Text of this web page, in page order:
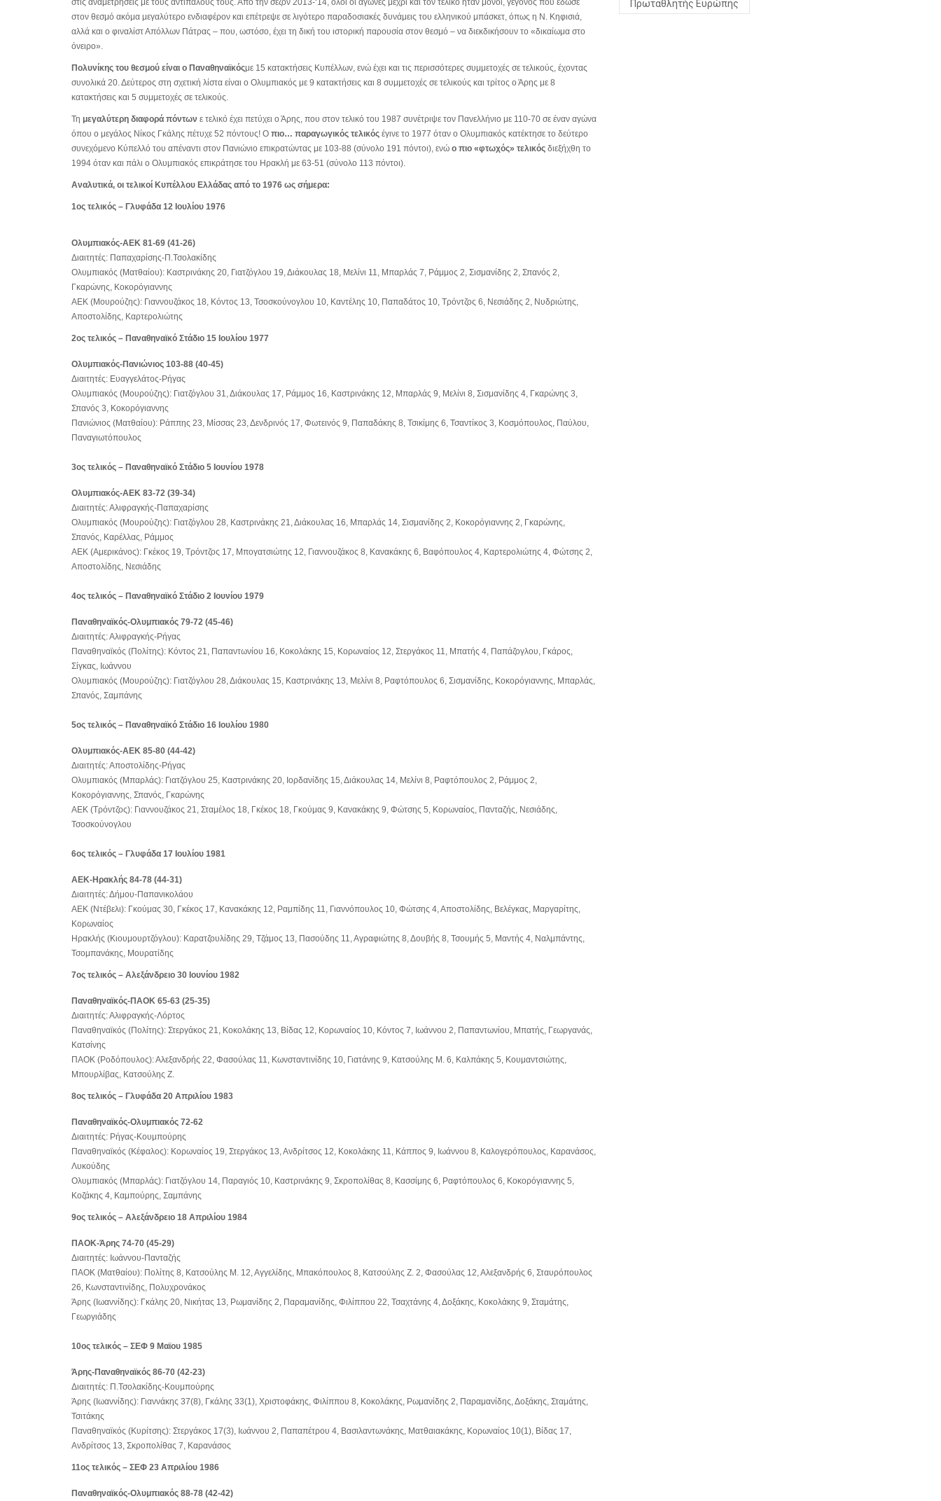
στις αναμετρήσεις με τους αντιπάλους τους. Από την σεζόν 2013-‘14, όλοι οι αγώνες μέχρι και τον τελικό ήταν μονοί, γεγονός που έδωσε
στον θεσμό ακόμα μεγαλύτερο ενδιαφέρον και επέτρεψε σε λιγότερο παραδοσιακές δυνάμεις του ελληνικού μπάσκετ, όπως η Ν. Κηφισιά,
αλλά και ο φιναλίστ Απόλλων Πάτρας – που, ωστόσο, έχει τη δική του ιστορική παρουσία στον θεσμό – να διεκδικήσουν το «δικαίωμα στο
όνειρο».
Πολυνίκης του θεσμού είναι ο Παναθηναϊκόςμε 15 κατακτήσεις Κυπέλλων, ενώ έχει και τις περισσότερες συμμετοχές σε τελικούς, έχοντας
συνολικά 20. Δεύτερος στη σχετική λίστα είναι ο Ολυμπιακός με 9 κατακτήσεις και 8 συμμετοχές σε τελικούς και τρίτος ο Άρης με 8
κατακτήσεις και 5 συμμετοχές σε τελικούς.
Τη μεγαλύτερη διαφορά πόντων ε τελικό έχει πετύχει ο Άρης, που στον τελικό του 1987 συνέτριψε τον Πανελλήνιο με 110-70 σε έναν αγώνα
όπου ο μεγάλος Νίκος Γκάλης πέτυχε 52 πόντους! Ο πιο… παραγωγικός τελικός έγινε το 1977 όταν ο Ολυμπιακός κατέκτησε το δεύτερο
συνεχόμενο Κύπελλό του απέναντι στον Πανιώνιο επικρατώντας με 103-88 (σύνολο 191 πόντοι), ενώ ο πιο «φτωχός» τελικός διεξήχθη το
1994 όταν και πάλι ο Ολυμπιακός επικράτησε του Ηρακλή με 63-51 (σύνολο 113 πόντοι).
Αναλυτικά, οι τελικοί Κυπέλλου Ελλάδας από το 1976 ως σήμερα:
1ος τελικός – Γλυφάδα 12 Ιουλίου 1976
Ολυμπιακός-ΑΕΚ 81-69 (41-26)
Διαιτητές: Παπαχαρίσης-Π.Τσολακίδης
Ολυμπιακός (Ματθαίου): Καστρινάκης 20, Γιατζόγλου 19, Διάκουλας 18, Μελίνι 11, Μπαρλάς 7, Ράμμος 2, Σισμανίδης 2, Σπανός 2,
Γκαρώνης, Κοκορόγιαννης
ΑΕΚ (Μουρούζης): Γιαννουζάκος 18, Κόντος 13, Τσοσκούνογλου 10, Καντέλης 10, Παπαδάτος 10, Τρόντζος 6, Νεσιάδης 2, Νυδριώτης,
Αποστολίδης, Καρτερολιώτης
2ος τελικός – Παναθηναϊκό Στάδιο 15 Ιουλίου 1977
Ολυμπιακός-Πανιώνιος 103-88 (40-45)
Διαιτητές: Ευαγγελάτος-Ρήγας
Ολυμπιακός (Μουρούζης): Γιατζόγλου 31, Διάκουλας 17, Ράμμος 16, Καστρινάκης 12, Μπαρλάς 9, Μελίνι 8, Σισμανίδης 4, Γκαρώνης 3,
Σπανός 3, Κοκορόγιαννης
Πανιώνιος (Ματθαίου): Ράππης 23, Μίσσας 23, Δενδρινός 17, Φωτεινός 9, Παπαδάκης 8, Τσικίμης 6, Τσαντίκος 3, Κοσμόπουλος, Παύλου,
Παναγιωτόπουλος
3ος τελικός – Παναθηναϊκό Στάδιο 5 Ιουνίου 1978
Ολυμπιακός-ΑΕΚ 83-72 (39-34)
Διαιτητές: Αλιφραγκής-Παπαχαρίσης
Ολυμπιακός (Μουρούζης): Γιατζόγλου 28, Καστρινάκης 21, Διάκουλας 16, Μπαρλάς 14, Σισμανίδης 2, Κοκορόγιαννης 2, Γκαρώνης,
Σπανός, Καρέλλας, Ράμμος
ΑΕΚ (Αμερικάνος): Γκέκος 19, Τρόντζος 17, Μπογατσιώτης 12, Γιαννουζάκος 8, Κανακάκης 6, Βαφόπουλος 4, Καρτερολιώτης 4, Φώτσης 2,
Αποστολίδης, Νεσιάδης
4ος τελικός – Παναθηναϊκό Στάδιο 2 Ιουνίου 1979
Παναθηναϊκός-Ολυμπιακός 79-72 (45-46)
Διαιτητές: Αλιφραγκής-Ρήγας
Παναθηναϊκός (Πολίτης): Κόντος 21, Παπαντωνίου 16, Κοκολάκης 15, Κορωναίος 12, Στεργάκος 11, Μπατής 4, Παπάζογλου, Γκάρος,
Σίγκας, Ιωάννου
Ολυμπιακός (Μουρούζης): Γιατζόγλου 28, Διάκουλας 15, Καστρινάκης 13, Μελίνι 8, Ραφτόπουλος 6, Σισμανίδης, Κοκορόγιαννης, Μπαρλάς,
Σπανός, Σαμπάνης
5ος τελικός – Παναθηναϊκό Στάδιο 16 Ιουλίου 1980
Ολυμπιακός-ΑΕΚ 85-80 (44-42)
Διαιτητές: Αποστολίδης-Ρήγας
Ολυμπιακός (Μπαρλάς): Γιατζόγλου 25, Καστρινάκης 20, Ιορδανίδης 15, Διάκουλας 14, Μελίνι 8, Ραφτόπουλος 2, Ράμμος 2,
Κοκορόγιαννης, Σπανός, Γκαρώνης
ΑΕΚ (Τρόντζος): Γιαννουζάκος 21, Σταμέλος 18, Γκέκος 18, Γκούμας 9, Κανακάκης 9, Φώτσης 5, Κορωναίος, Πανταζής, Νεσιάδης,
Τσοσκούνογλου
6ος τελικός – Γλυφάδα 17 Ιουλίου 1981
ΑΕΚ-Ηρακλής 84-78 (44-31)
Διαιτητές: Δήμου-Παπανικολάου
ΑΕΚ (Ντέβελι): Γκούμας 30, Γκέκος 17, Κανακάκης 12, Ραμπίδης 11, Γιαννόπουλος 10, Φώτσης 4, Αποστολίδης, Βελέγκας, Μαργαρίτης,
Κορωναίος
Ηρακλής (Κιουμουρτζόγλου): Καρατζουλίδης 29, Τζάμος 13, Πασούδης 11, Αγραφιώτης 8, Δουβής 8, Τσουμής 5, Μαντής 4, Ναλμπάντης,
Τσομπανάκης, Μουρατίδης
7ος τελικός – Αλεξάνδρειο 30 Ιουνίου 1982
Παναθηναϊκός-ΠΑΟΚ 65-63 (25-35)
Διαιτητές: Αλιφραγκής-Λόρτος
Παναθηναϊκός (Πολίτης): Στεργάκος 21, Κοκολάκης 13, Βίδας 12, Κορωναίος 10, Κόντος 7, Ιωάννου 2, Παπαντωνίου, Μπατής, Γεωργανάς,
Κατσίνης
ΠΑΟΚ (Ροδόπουλος): Αλεξανδρής 22, Φασούλας 11, Κωνσταντινίδης 10, Γιατάνης 9, Κατσούλης Μ. 6, Καλπάκης 5, Κουμαντσιώτης,
Μπουρλίβας, Κατσούλης Ζ.
8ος τελικός – Γλυφάδα 20 Απριλίου 1983
Παναθηναϊκός-Ολυμπιακός 72-62
Διαιτητές: Ρήγας-Κουμπούρης
Παναθηναϊκός (Κέφαλος): Κορωναίος 19, Στεργάκος 13, Ανδρίτσος 12, Κοκολάκης 11, Κάππος 9, Ιωάννου 8, Καλογερόπουλος, Καρανάσος,
Λυκούδης
Ολυμπιακός (Μπαρλάς): Γιατζόγλου 14, Παραγιός 10, Καστρινάκης 9, Σκροπολίθας 8, Κασσίμης 6, Ραφτόπουλος 6, Κοκορόγιαννης 5,
Κοζάκης 4, Καμπούρης, Σαμπάνης
9ος τελικός – Αλεξάνδρειο 18 Απριλίου 1984
ΠΑΟΚ-Άρης 74-70 (45-29)
Διαιτητές: Ιωάννου-Πανταζής
ΠΑΟΚ (Ματθαίου): Πολίτης 8, Κατσούλης Μ. 12, Αγγελίδης, Μπακόπουλος 8, Κατσούλης Ζ. 2, Φασούλας 12, Αλεξανδρής 6, Σταυρόπουλος
26, Κωνσταντινίδης, Πολυχρονάκος
Άρης (Ιωαννίδης): Γκάλης 20, Νικήτας 13, Ρωμανίδης 2, Παραμανίδης, Φιλίππου 22, Τσαχτάνης 4, Δοξάκης, Κοκολάκης 9, Σταμάτης,
Γεωργιάδης
10ος τελικός – ΣΕΦ 9 Μαϊου 1985
Άρης-Παναθηναϊκός 86-70 (42-23)
Διαιτητές: Π.Τσολακίδης-Κουμπούρης
Άρης (Ιωαννίδης): Γιαννάκης 37(8), Γκάλης 33(1), Χριστοφάκης, Φιλίππου 8, Κοκολάκης, Ρωμανίδης 2, Παραμανίδης, Δοξάκης, Σταμάτης,
Τσιτάκης
Παναθηναϊκός (Κυρίτσης): Στεργάκος 17(3), Ιωάννου 2, Παπαπέτρου 4, Βασιλαντωνάκης, Ματθαιακάκης, Κορωναίος 10(1), Βίδας 17,
Ανδρίτσος 13, Σκροπολίθας 7, Καρανάσος
11ος τελικός – ΣΕΦ 23 Απριλίου 1986
Παναθηναϊκός-Ολυμπιακός 88-78 (42-42)
Πρωταθλητής Ευρώπης